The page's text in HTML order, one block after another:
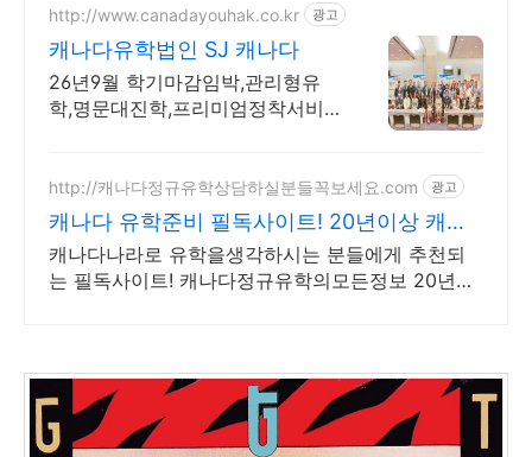
http://www.canadayouhak.co.kr 광고
캐나다유학법인 SJ 캐나다
26년9월 학기마감임박,관리형유
학,명문대진학,프리미엄정착서비
자녀무상, 보딩스쿨
http://캐나다정규유학상담하실분들꼭보세요.com 광고
캐나다 유학준비 필독사이트! 20년이상 캐나
다정규유학만!
캐나다나라로 유학을생각하시는 분들에게 추천되
는 필독사이트! 캐나다정규유학의모든정보 20년이